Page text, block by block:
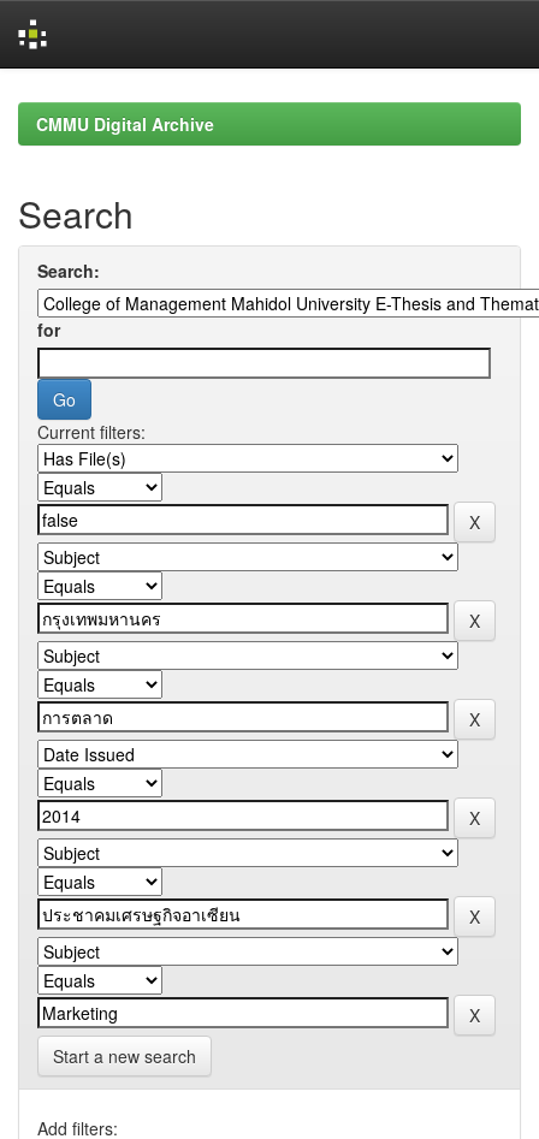
navigationCMMU Digital Archive
Search
Search:
for
Current filters:
Start a new search
Add filters: